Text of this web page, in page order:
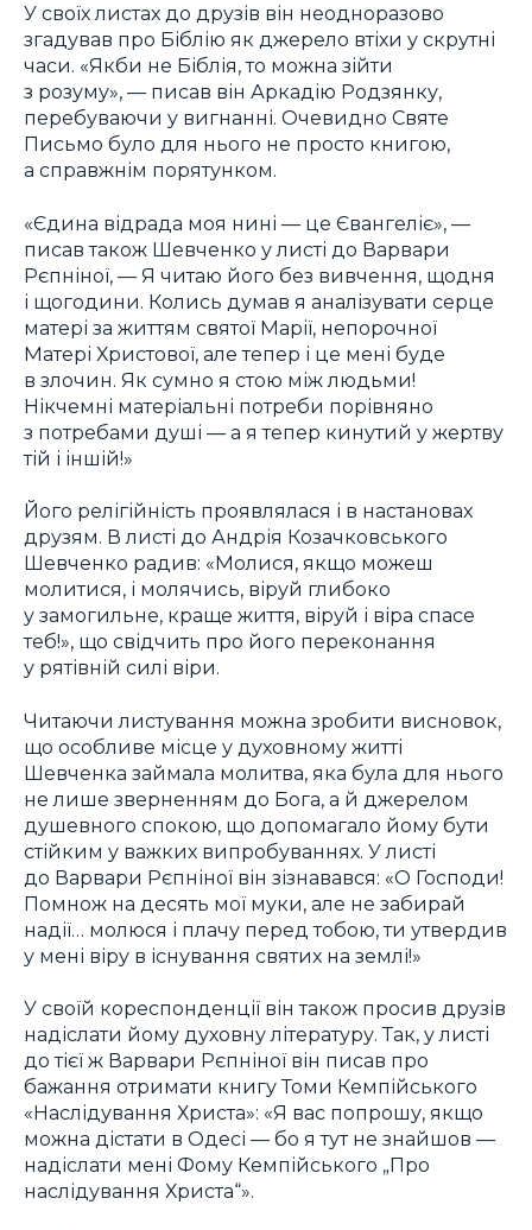
У своїх листах до друзів він неодноразово
згадував про Біблію як джерело втіхи у скрутні
часи. «Якби не Біблія, то можна зійти
з розуму», — писав він Аркадію Родзянку,
перебуваючи у вигнанні. Очевидно Святе
Письмо було для нього не просто книгою,
а справжнім порятунком.
«Єдина відрада моя нині — це Євангеліє», —
писав також Шевченко у листі до Варвари
Рєпніної, — Я читаю його без вивчення, щодня
і щогодини. Колись думав я аналізувати серце
матері за життям святої Марії, непорочної
Матері Христової, але тепер і це мені буде
в злочин. Як сумно я стою між людьми!
Нікчемні матеріальні потреби порівняно
з потребами душі — а я тепер кинутий у жертву
тій і іншій!»
Його релігійність проявлялася і в настановах
друзям. В листі до Андрія Козачковського
Шевченко радив: «Молися, якщо можеш
молитися, і молячись, віруй глибоко
у замогильне, краще життя, віруй і віра спасе
теб!», що свідчить про його переконання
у рятівній силі віри.
Читаючи листування можна зробити висновок,
що особливе місце у духовному житті
Шевченка займала молитва, яка була для нього
не лише зверненням до Бога, а й джерелом
душевного спокою, що допомагало йому бути
стійким у важких випробуваннях. У листі
до Варвари Рєпніної він зізнавався: «О Господи!
Помнож на десять мої муки, але не забирай
надії… молюся і плачу перед тобою, ти утвердив
у мені віру в існування святих на землі!»
У своїй кореспонденції він також просив друзів
надіслати йому духовну літературу. Так, у листі
до тієї ж Варвари Рєпніної він писав про
бажання отримати книгу Томи Кемпійського
«Наслідування Христа»: «Я вас попрошу, якщо
можна дістати в Одесі — бо я тут не знайшов —
надіслати мені Фому Кемпійського „Про
наслідування Христа“».